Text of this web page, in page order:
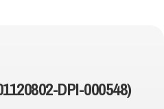
DPI-000548)